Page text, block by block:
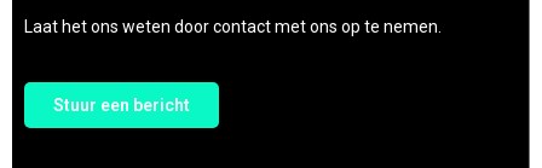
Laat het ons weten door contact met ons op te nemen.
Stuur een bericht